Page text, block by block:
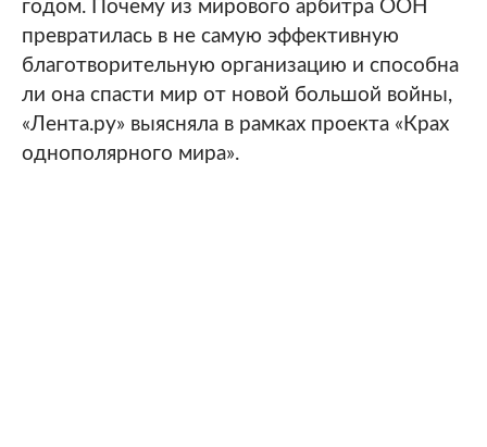
годом. Почему из мирового арбитра ООН
превратилась в не самую эффективную
благотворительную организацию и способна
ли она спасти мир от новой большой войны,
«Лента.ру» выясняла в рамках проекта «Крах
однополярного мира».